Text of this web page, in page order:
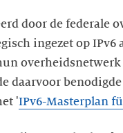
door de federale
ingezet op IPv6
daarvoor
'IPv6-Masterplan